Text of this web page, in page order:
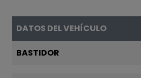
DATOS DEL VEHÍCULO
BASTIDOR